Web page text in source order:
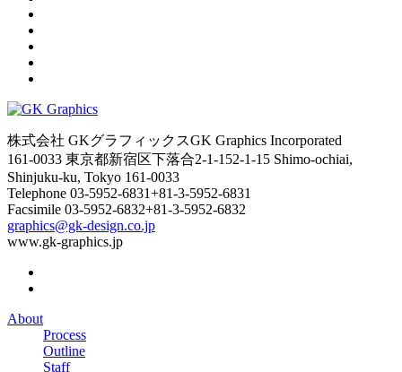
株式会社 GKグラフィックスGK Graphics Incorporated
161-0033 東京都新宿区下落合2-1-152-1-15 Shimo-ochiai,
Shinjuku-ku, Tokyo 161-0033
Telephone 03-5952-6831+81-3-5952-6831
Facsimile 03-5952-6832+81-3-5952-6832
graphics@gk-design.co.jp
www.gk-graphics.jp
About
Process
Outline
Staff